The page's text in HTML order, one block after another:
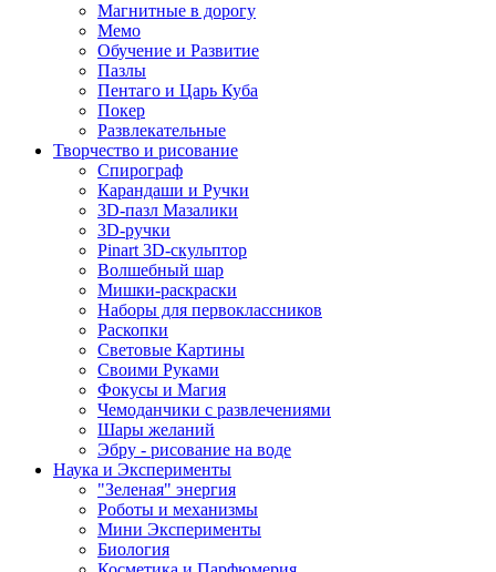
Магнитные в дорогу
Мемо
Обучение и Развитие
Пазлы
Пентаго и Царь Куба
Покер
Развлекательные
Творчество и рисование
Спирограф
Карандаши и Ручки
3D-пазл Мазалики
3D-ручки
Pinart 3D-скульптор
Волшебный шар
Мишки-раскраски
Наборы для первоклассников
Раскопки
Световые Картины
Своими Руками
Фокусы и Магия
Чемоданчики с развлечениями
Шары желаний
Эбру - рисование на воде
Наука и Эксперименты
"Зеленая" энергия
Роботы и механизмы
Мини Эксперименты
Биология